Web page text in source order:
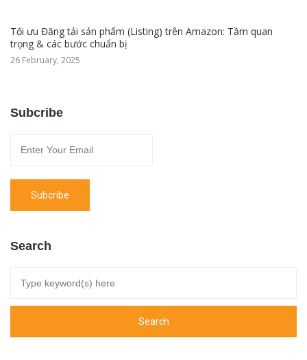
Tối ưu Đăng tải sản phẩm (Listing) trên Amazon: Tầm quan
trọng & các bước chuẩn bị
26 February, 2025
Subcribe
Search